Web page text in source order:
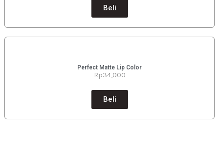
Beli
Perfect Matte Lip Color
Rp34,000
Beli